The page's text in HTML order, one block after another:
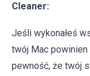
Cleaner:
Jeśli wykonałeś
twój Mac
pewność, że twój